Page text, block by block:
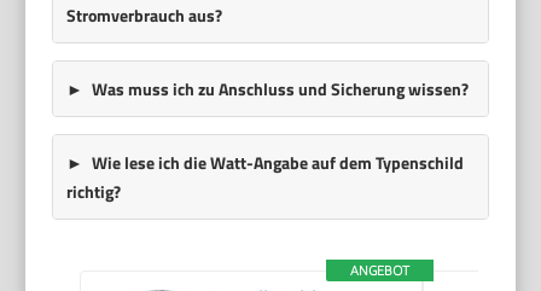
Stromverbrauch aus?
Was muss ich zu Anschluss und Sicherung wissen?
Wie lese ich die Watt-Angabe auf dem Typenschild
richtig?
ANGEBOT